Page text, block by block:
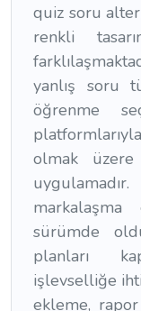
quiz soru
renkli
yanlış soru
öğrenme
olmak
sürümde
planları
işlevselliğe
ekleme,